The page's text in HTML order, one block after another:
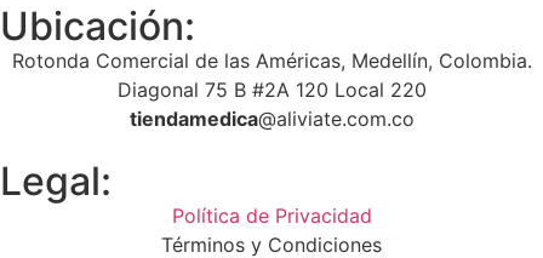
Ubicación:
­­­­Rotonda Comercial de las Américas, Medellín, Colombia.
Diagonal 75 B #2A 120 Local 220
tiendamedica@aliviate.com.co
Legal:
Política de Privacidad
Términos y Condiciones